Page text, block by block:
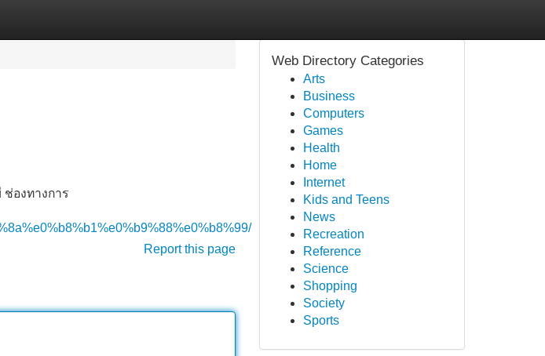
องทางการ
Report this page
Web Directory Categories
Arts
Business
Computers
Games
Health
Home
Internet
Kids and Teens
News
Recreation
Reference
Science
Shopping
Society
Sports